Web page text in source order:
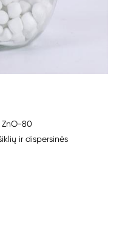
80
ir dispersinės